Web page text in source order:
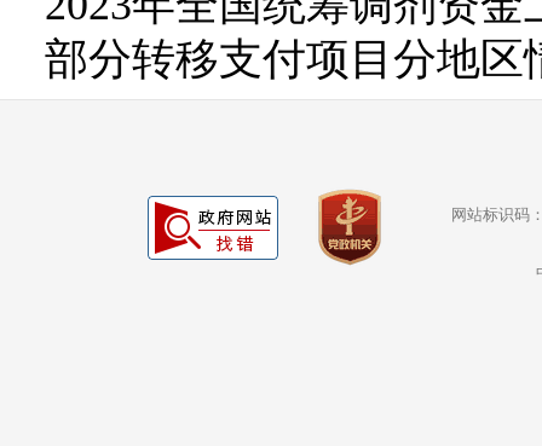
部分转移支付项目分地区
网站标识码